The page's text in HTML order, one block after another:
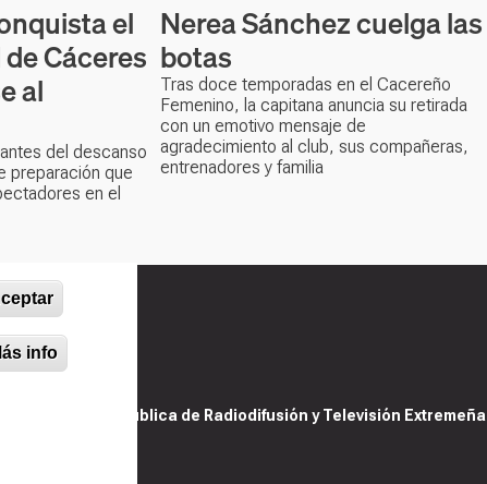
info
el
Cáceres
al
del descanso
preparación que
en el
Nerea Sánchez cuelga las
botas
Tras doce temporadas en el Cacereño
Femenino, la capitana anuncia su retirada
con un emotivo mensaje de
agradecimiento al club, sus compañeras,
entrenadores y familia
@ Sociedad Pública de Radiodifusión y Televisión Extremeña